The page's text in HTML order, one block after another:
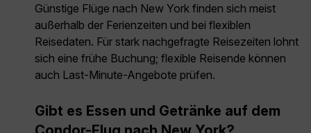
Günstige Flüge nach New York finden sich meist
außerhalb der Ferienzeiten und bei flexiblen
Reisedaten. Für stark nachgefragte Reisezeiten lohnt
sich eine frühe Buchung; flexible Reisende können
auch Last-Minute-Angebote prüfen.
Gibt es Essen und Getränke auf dem